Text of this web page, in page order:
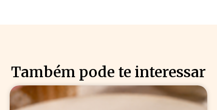
Também pode te interessar